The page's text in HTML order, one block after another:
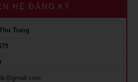
HỆ ĐĂNG KÝ
Trang